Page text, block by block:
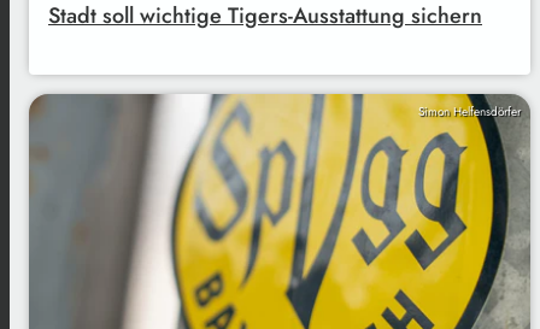
Stadt soll wichtige Tigers-Ausstattung sichern
Simon Helfensdörfer